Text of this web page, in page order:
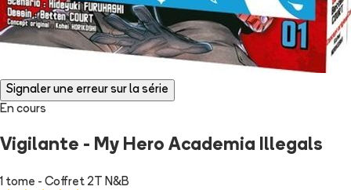
Signaler une erreur sur la série
En cours
Vigilante - My Hero Academia Illegals
1 tome - Coffret 2T N&B